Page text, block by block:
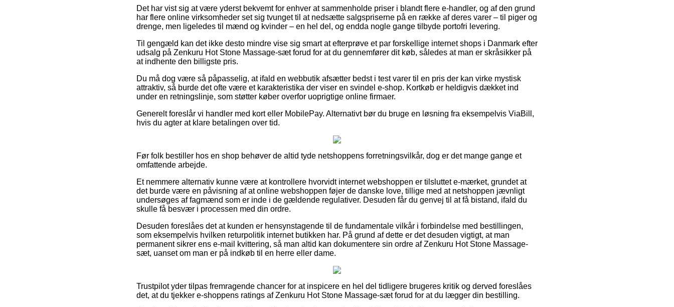
Det har vist sig at være yderst bekvemt for enhver at sammenholde priser i blandt flere e-handler, og af den grund
har flere online virksomheder set sig tvunget til at nedsætte salgspriserne på en række af deres varer – til piger og
drenge, men ligeledes til mænd og kvinder – en hel del, og endda nogle gange tilbyde portofri levering.
Til gengæld kan det ikke desto mindre vise sig smart at efterprøve et par forskellige internet shops i Danmark efter
udsalg på Zenkuru Hot Stone Massage-sæt forud for at du gennemfører dit køb, således at man er skråsikker på
at indhente den billigste pris.
Du må dog være så påpasselig, at ifald en webbutik afsætter bedst i test varer til en pris der kan virke mystisk
attraktiv, så burde det ofte være et karakteristika der viser en svindel e-shop. Kortkøb er heldigvis dækket ind
under en retningslinje, som støtter køber overfor uoprigtige online firmaer.
Generelt foreslår vi handler med kort eller MobilePay. Alternativt bør du bruge en løsning fra eksempelvis ViaBill,
hvis du agter at klare betalingen over tid.
Før folk bestiller hos en shop behøver de altid tyde netshoppens forretningsvilkår, dog er det mange gange et
omfattende arbejde.
Et nemmere alternativ kunne være at kontrollere hvorvidt internet webshoppen er tilsluttet e-mærket, grundet at
det burde være en påvisning af at online webshoppen føjer de danske love, tillige med at netshoppen jævnligt
undersøges af fagmænd som er inde i de gældende regulativer. Desuden får du genvej til at få bistand, ifald du
skulle få besvær i processen med din ordre.
Desuden foreslåes det at kunden er hensynstagende til de fundamentale vilkår i forbindelse med bestillingen,
som eksempelvis hvilken returpolitik internet butikken har. På grund af dette er det desuden vigtigt, at man
permanent sikrer ens e-mail kvittering, så man altid kan dokumentere sin ordre af Zenkuru Hot Stone Massage-
sæt, uanset om man er på indkøb til en herre eller dame.
Trustpilot yder tilpas fremragende chancer for at inspicere en hel del tidligere brugeres kritik og derved foreslåes
det, at du tjekker e-shoppens ratings af Zenkuru Hot Stone Massage-sæt forud for at du lægger din bestilling.